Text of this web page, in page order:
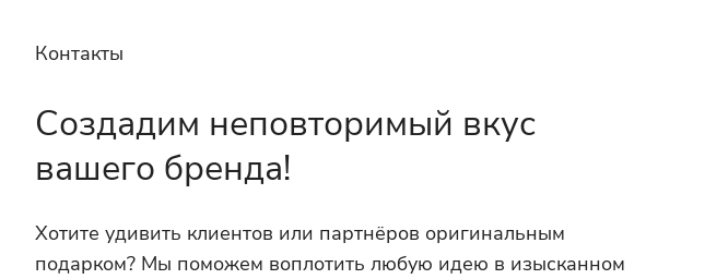
Контакты
Создадим неповторимый вкус
вашего бренда!
Хотите удивить клиентов или партнёров оригинальным
подарком? Мы поможем воплотить любую идею в изысканном